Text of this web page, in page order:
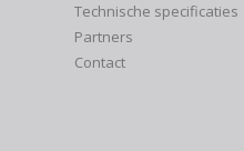
Technische specificaties
Partners
Contact